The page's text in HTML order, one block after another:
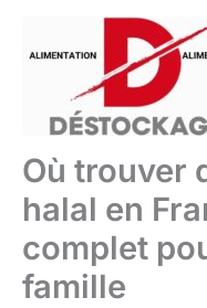
contenu
Où trouver
halal en
complet
famille